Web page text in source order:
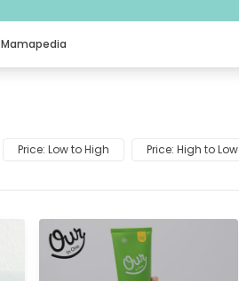
Mamapedia
Price: Low to High Price: High to Low